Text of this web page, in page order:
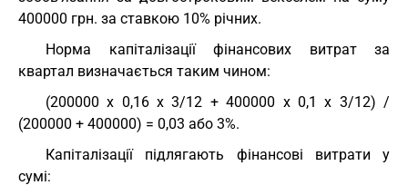
400000 грн. за ставкою 10% річних.
Норма капіталізації фінансових витрат за
квартал визначається таким чином:
(200000 х 0,16 х 3/12 + 400000 х 0,1 х 3/12) /
(200000 + 400000) = 0,03 або 3%.
Капіталізації підлягають фінансові витрати у
сумі: